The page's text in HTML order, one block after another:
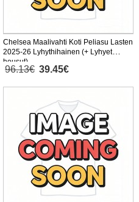
Chelsea Maalivahti Koti Peliasu Lasten
2025-26 Lyhythihainen (+ Lyhyet
housut)
96.13€ 39.45€